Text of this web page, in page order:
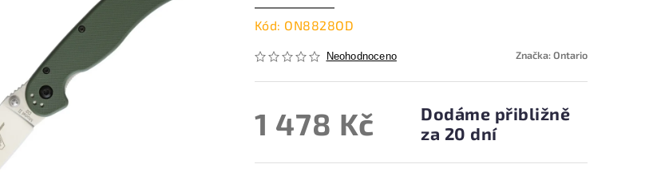
Kód: ON8828OD
Neohodnoceno Značka:Ontario
1 478 Kč
Dodáme přibližně
za 20 dní